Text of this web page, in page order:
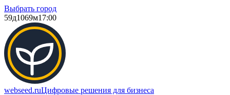
Выбрать город
59д1069м17:00
webseed.ruЦифровые решения для бизнеса